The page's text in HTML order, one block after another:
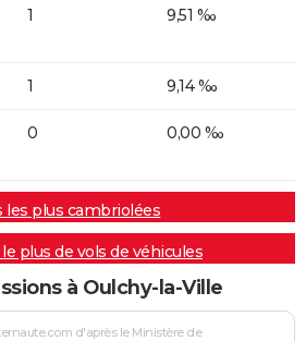
1 9,51 ‰
1 9,14 ‰
0 0,00 ‰
les plus cambriolées
plus de vols de véhicules
à Oulchy-la-Ville
d'après le Ministère de